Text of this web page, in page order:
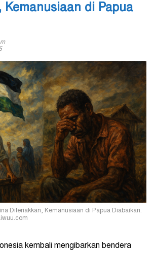
Kemanusiaan di Papua
Diteriakkan, Kemanusiaan di Papua Diabaikan.
kembali mengibarkan bendera